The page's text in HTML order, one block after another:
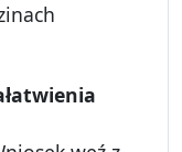
łatwienia